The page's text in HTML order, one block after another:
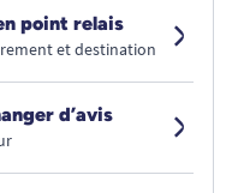
point relais
et destination
d’avis